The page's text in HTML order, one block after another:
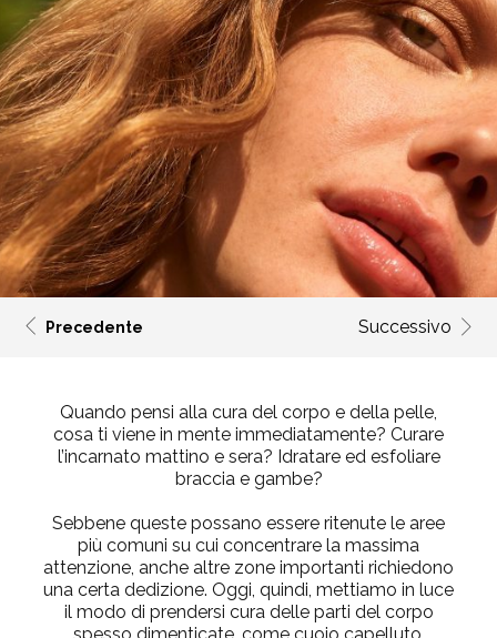
Precedente Successivo
Quando pensi alla cura del corpo e della pelle,
cosa ti viene in mente immediatamente? Curare
l’incarnato mattino e sera? Idratare ed esfoliare
braccia e gambe?
Sebbene queste possano essere ritenute le aree
più comuni su cui concentrare la massima
attenzione, anche altre zone importanti richiedono
una certa dedizione. Oggi, quindi, mettiamo in luce
il modo di prendersi cura delle parti del corpo